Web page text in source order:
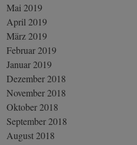
Mai 2019
April 2019
März 2019
Februar 2019
Januar 2019
Dezember 2018
November 2018
Oktober 2018
September 2018
August 2018